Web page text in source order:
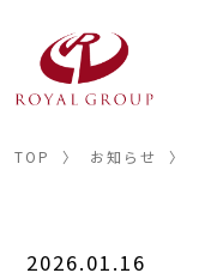
TOP 〉 お知らせ 〉
2026.01.16